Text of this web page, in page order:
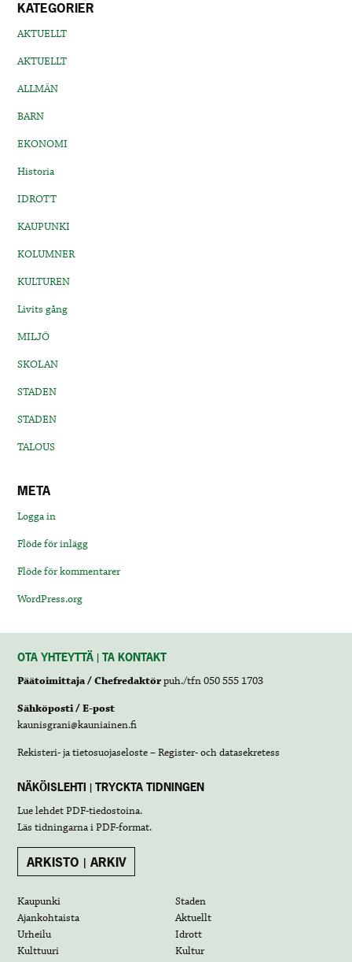
KATEGORIER
AKTUELLT
AKTUELLT
ALLMÄN
BARN
EKONOMI
Historia
IDROTT
KAUPUNKI
KOLUMNER
KULTUREN
Livits gång
MILJÖ
SKOLAN
STADEN
STADEN
TALOUS
META
Logga in
Flöde för inlägg
Flöde för kommentarer
WordPress.org
OTA YHTEYTTÄ | TA KONTAKT
Päätoimittaja / Chefredaktörpuh./tfn 050 555 1703
Sähköposti / E-post
kaunisgrani@kauniainen.fi
Rekisteri- ja tietosuojaseloste – Register- och datasekretess
NÄKÖISLEHTI | TRYCKTA TIDNINGEN
Lue lehdetPDF-tiedostoina.
Läs tidningarna iPDF-format.
ARKISTO | ARKIV
Kaupunki
Staden
Ajankohtaista
Aktuellt
Urheilu
Idrott
Kulttuuri
Kultur